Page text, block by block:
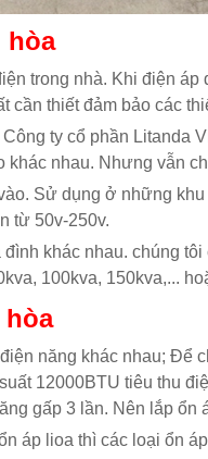
hòa
trong nhà. Khi điện
thiết đảm bảo các
ty cổ phần Litanda
nhau. Nhưng vẫn
Sử dụng ở những
từ 50v-250v.
khác nhau. chúng
100kva, 150kva,...
hòa
năng khác nhau; Để
12000BTU tiêu thu
gấp 3 lần. Nên lắp
áp lioa thì các loại ổn